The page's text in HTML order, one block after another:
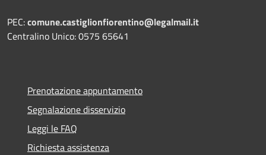
PEC:comune.castiglionfiorentino@legalmail.it
Centralino Unico: 0575 65641
Prenotazione appuntamento
Segnalazione disservizio
Leggi le FAQ
Richiesta assistenza